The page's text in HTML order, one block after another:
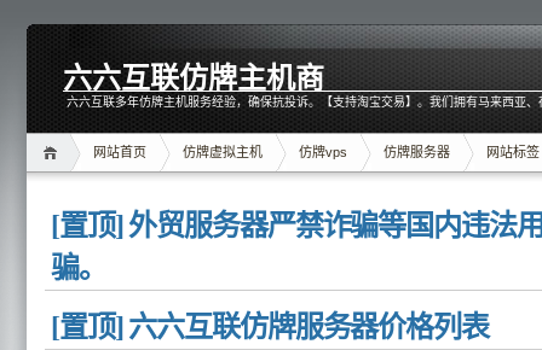
六六互联仿牌主机商
六六互联多年仿牌主机服务经验，确保抗投诉。【支持淘宝交易】。我们拥有马来西亚
网站首页 仿牌虚拟主机 仿牌vps 仿牌服务器 网站标签
[置顶] 外贸服务器严禁诈骗等国内违法
骗。
[置顶] 六六互联仿牌服务器价格列表